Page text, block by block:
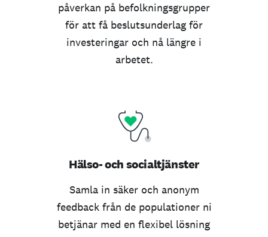
påverkan på befolkningsgrupper
för att få beslutsunderlag för
investeringar och nå längre i
arbetet.
Hälso- och socialtjänster
Samla in säker och anonym
feedback från de populationer ni
betjänar med en flexibel lösning